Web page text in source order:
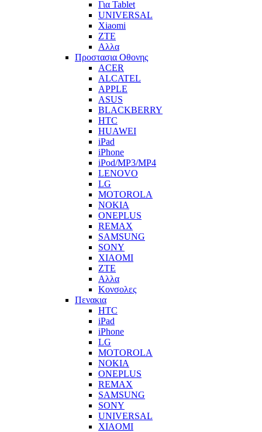
Για Tablet
UNIVERSAL
Xiaomi
ZTE
Αλλα
Προστασια Οθονης
ACER
ALCATEL
APPLE
ASUS
BLACKBERRY
HTC
HUAWEI
iPad
iPhone
iPod/MP3/MP4
LENOVO
LG
MOTOROLA
NOKIA
ONEPLUS
REMAX
SAMSUNG
SONY
XIAOMI
ZTE
Αλλα
Κονσολες
Πενακια
HTC
iPad
iPhone
LG
MOTOROLA
NOKIA
ONEPLUS
REMAX
SAMSUNG
SONY
UNIVERSAL
XIAOMI